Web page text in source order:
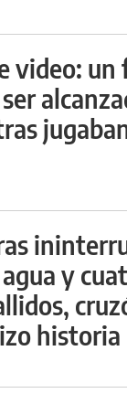
video:
y
historia